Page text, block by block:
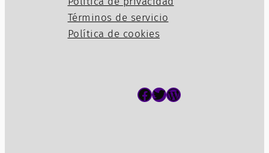
Términos de servicio
Política de cookies
Facebook Twitter WordPress